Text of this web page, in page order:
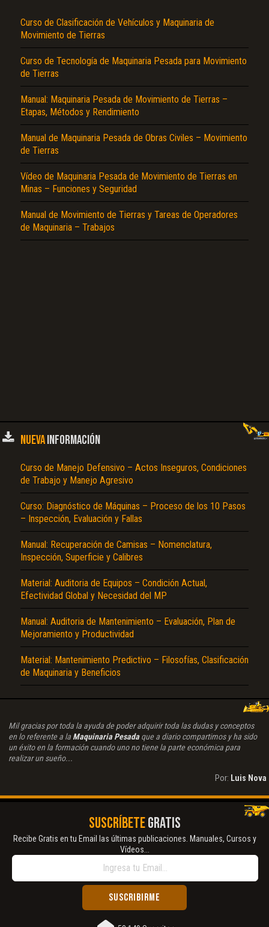
Curso de Clasificación de Vehículos y Maquinaria de
Movimiento de Tierras
Curso de Tecnología de Maquinaria Pesada para Movimiento
de Tierras
Manual: Maquinaria Pesada de Movimiento de Tierras –
Etapas, Métodos y Rendimiento
Manual de Maquinaria Pesada de Obras Civiles – Movimiento
de Tierras
Vídeo de Maquinaria Pesada de Movimiento de Tierras en
Minas – Funciones y Seguridad
Manual de Movimiento de Tierras y Tareas de Operadores
de Maquinaria – Trabajos
NUEVAINFORMACIÓN
Curso de Manejo Defensivo – Actos Inseguros, Condiciones
de Trabajo y Manejo Agresivo
Curso: Diagnóstico de Máquinas – Proceso de los 10 Pasos
– Inspección, Evaluación y Fallas
Manual: Recuperación de Camisas – Nomenclatura,
Inspección, Superficie y Calibres
Material: Auditoria de Equipos – Condición Actual,
Efectividad Global y Necesidad del MP
Manual: Auditoria de Mantenimiento – Evaluación, Plan de
Mejoramiento y Productividad
Material: Mantenimiento Predictivo – Filosofías, Clasificación
de Maquinaria y Beneficios
Mil gracias por toda la ayuda de poder adquirir toda las dudas y conceptos
en lo referente a la Maquinaria Pesadaque a diario compartimos y ha sido
un éxito en la formación cuando uno no tiene la parte económica para
realizar un sueño...
Por: Luis Nova
SUSCRÍBETEGRATIS
Recibe Gratis en tu Email las últimas publicaciones. Manuales, Cursos y
Vídeos...
El Título es incorrecto según el contenido.
Texto o Imagen de portada son erróneos.
Reportar otro tipo de error...